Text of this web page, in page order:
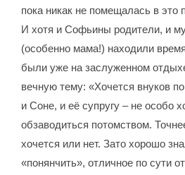
пока никак не помещалась в это
И хотя и Софьины родители, и
(особенно мама!) находили
были уже на заслуженном
вечную тему: «Хочется внуков
и Соне, и её супругу – не особо
обзаводиться потомством.
хочется или нет. Зато хорошо
«понянчить», отличное по сути